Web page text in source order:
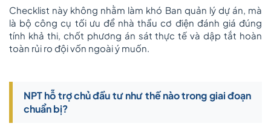
Checklist này không nhằm làm khó Ban quản lý dự án, mà
là bộ công cụ tối ưu để nhà thầu cơ điện đánh giá đúng
tính khả thi, chốt phương án sát thực tế và dập tắt hoàn
toàn rủi ro đội vốn ngoài ý muốn.
NPT hỗ trợ chủ đầu tư như thế nào trong giai đoạn
chuẩn bị?